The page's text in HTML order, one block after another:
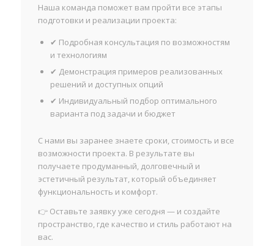
Наша команда поможет вам пройти все этапы
подготовки и реализации проекта:
✔ Подробная консультация по возможностям
и технологиям
✔ Демонстрация примеров реализованных
решений и доступных опций
✔ Индивидуальный подбор оптимального
варианта под задачи и бюджет
С нами вы заранее знаете сроки, стоимость и все
возможности проекта. В результате вы
получаете продуманный, долговечный и
эстетичный результат, который объединяет
функциональность и комфорт.
👉 Оставьте заявку уже сегодня — и создайте
пространство, где качество и стиль работают на
вас.